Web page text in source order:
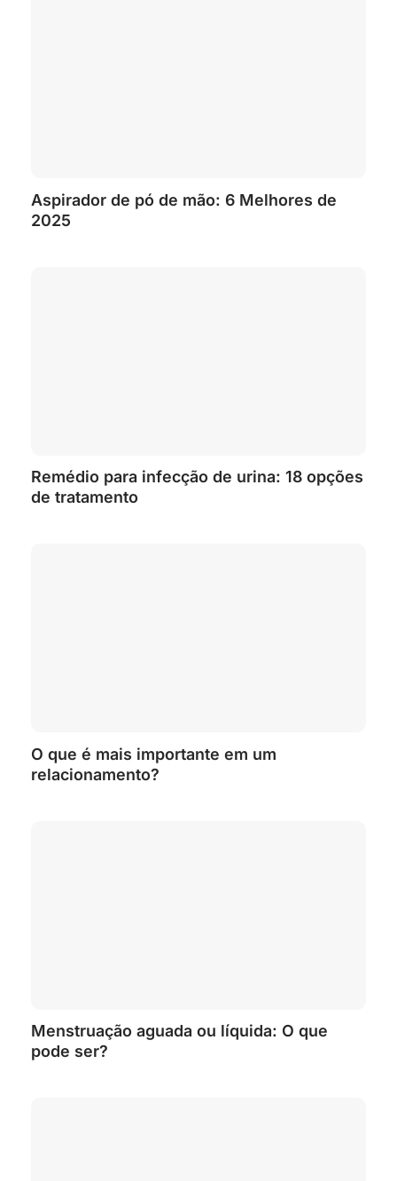
Aspirador de pó de mão: 6 Melhores de
2025
Remédio para infecção de urina: 18 opções
de tratamento
O que é mais importante em um
relacionamento?
Menstruação aguada ou líquida: O que
pode ser?